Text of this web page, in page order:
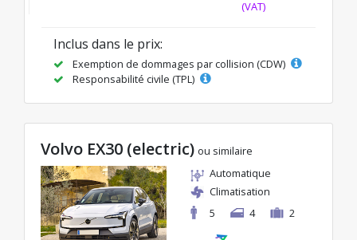
(VAT)
Inclus dans le prix:
Exemption de dommages par collision (CDW)
Responsabilité civile (TPL)
Volvo EX30 (electric) ou similaire
Automatique
Climatisation
5
4 2